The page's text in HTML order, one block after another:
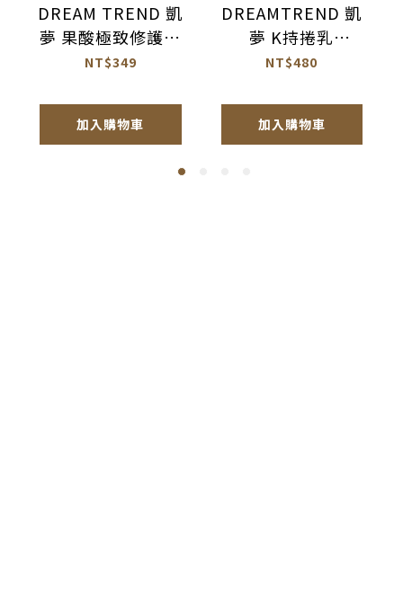
DREAM TREND 凱
夢 果酸極致修護精
華 免沖洗護髮
NT$349
加入購物車
DREAMTREND 凱
夢 K持捲乳
100ml【AK017】
NT$480
加入購物車